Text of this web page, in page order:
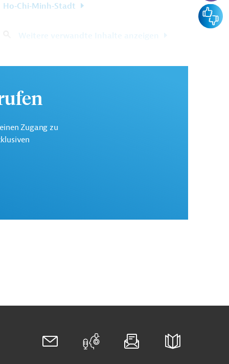
Ho‑Chi‑Minh‑Stadt
Zugang zu